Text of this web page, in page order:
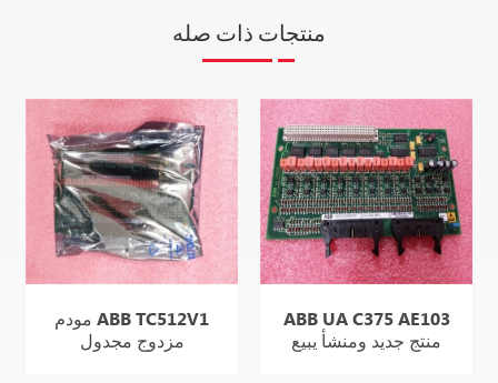
منتجات ذات صله
مودم ABB TC512V1
مزدوج مجدول
ABB UA C375 AE103
منتج جديد ومنشأ يبيع